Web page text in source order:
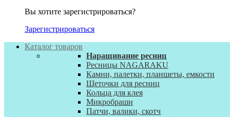
Вы хотите зарегистрироваться?
Зарегистрироваться
Каталог товаров
Наращивание ресниц
Ресницы NAGARAKU
Камни, палетки, планшеты, емкости
Щеточки для ресниц
Кольца для клея
Микробраши
Патчи, валики, скотч